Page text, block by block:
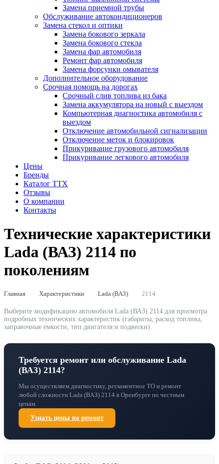
Замена приемной трубы
Обслуживание автокондиционеров
Замена стекол и оптики
Замена бокового зеркала
Замена бокового стекла
Замена фар автомобиля
Ремонт фар автомобиля
Замена форсунки омывателя
Дополнительное оборудование
Срочная помощь на дорогах
Срочный слив топлива из бака
Замена аккумулятора на новый с выездом
Компьютерная диагностика автомобиля с
выездом
Отключение автомобильной сигнализации
Отключение меток и блокировок
Прикуривание грузового автомобиля
Прикуривание легкового автомобиля
Цены
Бренды
Каталог ТТХ
Отзывы
О компании
Контакты
Технические характеристики
Lada (ВАЗ) 2114 по
поколениям
Главная Характеристики Lada (ВАЗ) 2114
Выберите модификацию автомобиля Lada (ВАЗ) 2114 для просмотра
подробных технических характеристик (габариты, расход топлива,
заправочные емкости, тип двигателя и подвески).
Требуется ремонт или обслуживание Lada
(ВАЗ) 2114?
Мы осуществляем диагностику, регламентное ТО и ремонт
любой сложности Lada (ВАЗ) 2114 в Оренбурге по честным
ценам.
Узнать цены на ремонт